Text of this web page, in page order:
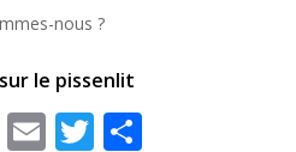
nous ?
le pissenlit
Pinterest
EmailTwitter